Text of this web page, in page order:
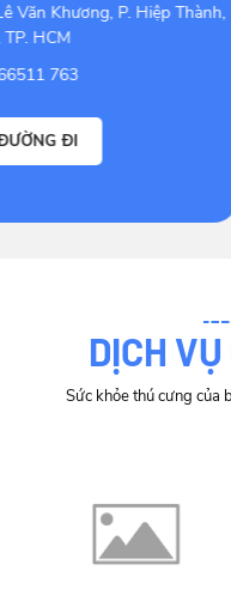
DỊCH
Sức khỏe thú cưng của